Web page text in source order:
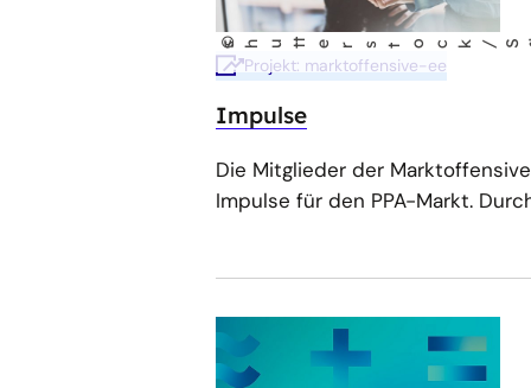
©
shu
t
terst
ock/S f
io C
r
Projekt: marktoffensive-ee
Impulse
Die Mitglieder der
Impulse für den PPA-Markt.